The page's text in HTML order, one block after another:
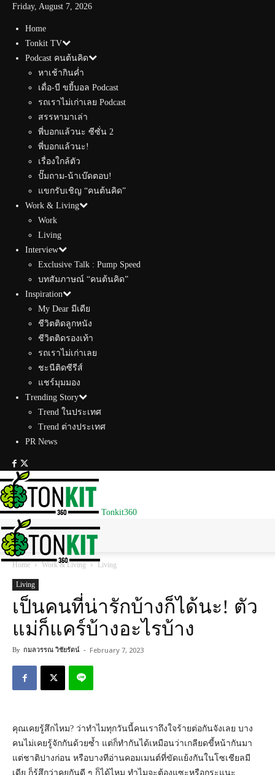
Friday, August 7, 2026
Home
Tonkit TV
Podcast คนต้นคิด
หาเช้ากินค่ำ
เดื่อ-บี ขยี้บอล Podcast
รถเราไม่เก่าเลย Podcast
สรรหามาเล่า
พี่บอกแล้วนะ ซีซั่น 2
พี่บอกแล้วนะ!
เรื่องใกล้ตัว
ปั๊มถาม-น้าเบ๊ดตอบ!
แขกรับเชิญ “คนต้นคิด”
Work & Living
Work
Living
Interview
Exclusive Talk : Pump Speed
บทสัมภาษณ์ “คนต้นคิด”
Inspiration
My Dear มีเดีย
ชีวิตติดลูกหนัง
ชีวิตติดรองเท้า
รถเราไม่เก่าเลย
ชะนีติดซีรีส์
แชร์มุมมอง
Trending Story
Trend ในประเทศ
Trend ต่างประเทศ
PR News
Tonkit360
Home Work & Living Living
Living
เป็นคนที่น่ารักบ้างก็ได้นะ! ตัว
แม่ก็แคร์บ้างอะไรบ้าง
By กมลวรรณ วิชัยรัตน์ - February 7, 2023
คุณเคยรู้สึกไหม? ว่าทำไมทุกวันนี้คนเราถึงใจร้ายต่อกันจังเลย บาง
คนไม่เคยรู้จักกันด้วยซ้ำ แต่ก็ทำกันได้เหมือนว่าเกลียดขี้หน้ากันมา
แต่ชาติปางก่อน หรือบางทีอ่านคอมเมนต์ที่ขัดแย้งกันในโซเชียลมี
เดีย ก็รู้สึกว่าคุยกันดี ๆ ก็ได้ไหม ทำไมจะต้องแซะหรือกระแนะ